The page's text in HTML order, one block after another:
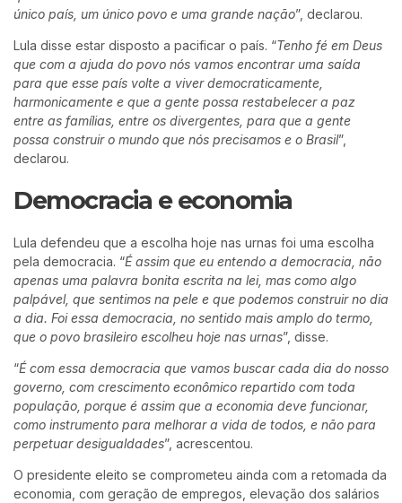
único país, um único povo e uma grande nação”, declarou.
Lula disse estar disposto a pacificar o país. “Tenho fé em Deus
que com a ajuda do povo nós vamos encontrar uma saída
para que esse país volte a viver democraticamente,
harmonicamente e que a gente possa restabelecer a paz
entre as famílias, entre os divergentes, para que a gente
possa construir o mundo que nós precisamos e o Brasil”,
declarou.
Democracia e economia
Lula defendeu que a escolha hoje nas urnas foi uma escolha
pela democracia. “É assim que eu entendo a democracia, não
apenas uma palavra bonita escrita na lei, mas como algo
palpável, que sentimos na pele e que podemos construir no dia
a dia. Foi essa democracia, no sentido mais amplo do termo,
que o povo brasileiro escolheu hoje nas urnas”, disse.
“É com essa democracia que vamos buscar cada dia do nosso
governo, com crescimento econômico repartido com toda
população, porque é assim que a economia deve funcionar,
como instrumento para melhorar a vida de todos, e não para
perpetuar desigualdades”, acrescentou.
O presidente eleito se comprometeu ainda com a retomada da
economia, com geração de empregos, elevação dos salários